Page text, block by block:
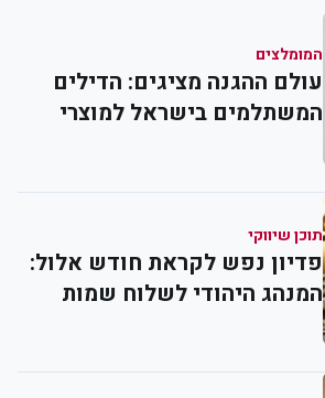
המומלצים
עולם ההגנה מציגים: הדילים
המשתלמים בישראל למוצרי
תוכן שיווקי
פדיון נפש לקראת חודש אלול:
המנהג היהודי לשלוח שמות
ובקשות לתפילה וברכה